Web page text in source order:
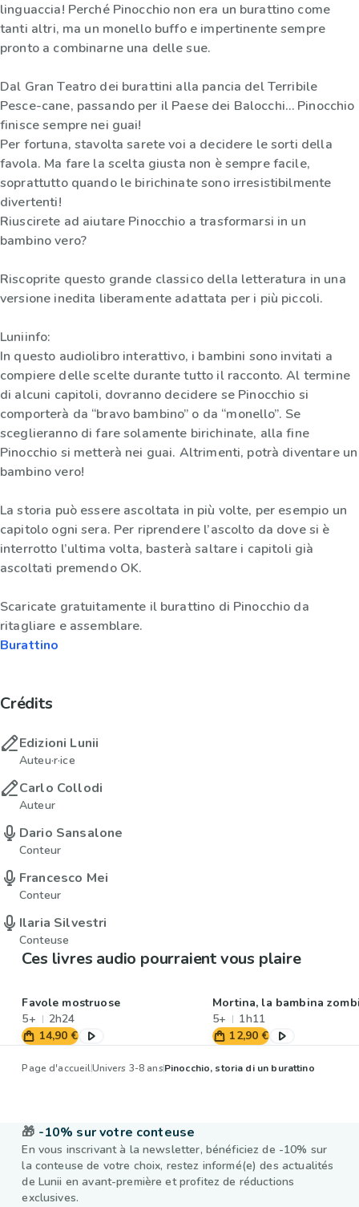
linguaccia! Perché Pinocchio non era un burattino come
tanti altri, ma un monello buffo e impertinente sempre
pronto a combinarne una delle sue.
Dal Gran Teatro dei burattini alla pancia del Terribile
Pesce-cane, passando per il Paese dei Balocchi… Pinocchio
finisce sempre nei guai!
Per fortuna, stavolta sarete voi a decidere le sorti della
favola. Ma fare la scelta giusta non è sempre facile,
soprattutto quando le birichinate sono irresistibilmente
divertenti!
Riuscirete ad aiutare Pinocchio a trasformarsi in un
bambino vero?
Riscoprite questo grande classico della letteratura in una
versione inedita liberamente adattata per i più piccoli.
Luniinfo:
In questo audiolibro interattivo, i bambini sono invitati a
compiere delle scelte durante tutto il racconto. Al termine
di alcuni capitoli, dovranno decidere se Pinocchio si
comporterà da “bravo bambino” o da “monello”. Se
sceglieranno di fare solamente birichinate, alla fine
Pinocchio si metterà nei guai. Altrimenti, potrà diventare un
bambino vero!
La storia può essere ascoltata in più volte, per esempio un
capitolo ogni sera. Per riprendere l’ascolto da dove si è
interrotto l’ultima volta, basterà saltare i capitoli già
ascoltati premendo OK.
Scaricate gratuitamente il burattino di Pinocchio da
ritagliare e assemblare.
Burattino
Crédits
Edizioni Lunii
Auteu·r·ice
Carlo Collodi
Auteur
Dario Sansalone
Conteur
Francesco Mei
Conteur
Ilaria Silvestri
Conteuse
Ces livres audio pourraient vous plaire
Favole mostruose
5+
2h24
14,90 €
Mortina, la bambina
5+
1h11
12,90 €
Page d'accueilUnivers 3-8 ansPinocchio, storia di un burattino
🎁 -10% sur votre conteuse
En vous inscrivant à la newsletter, bénéficiez de -10% sur
la conteuse de votre choix, restez informé(e) des actualités
de Lunii en avant-première et profitez de réductions
exclusives.